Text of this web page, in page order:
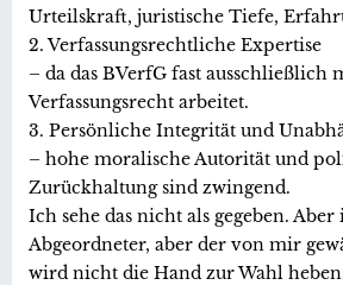
Urteilskraft, juristische Tiefe,
2. Verfassungsrechtliche Expertise
– da das BVerfG fast ausschließlich
Verfassungsrecht arbeitet.
3. Persönliche Integrität und
– hohe moralische Autorität und
Zurückhaltung sind zwingend.
Ich sehe das nicht als gegeben.
Abgeordneter, aber der von mir
wird nicht die Hand zur Wahl